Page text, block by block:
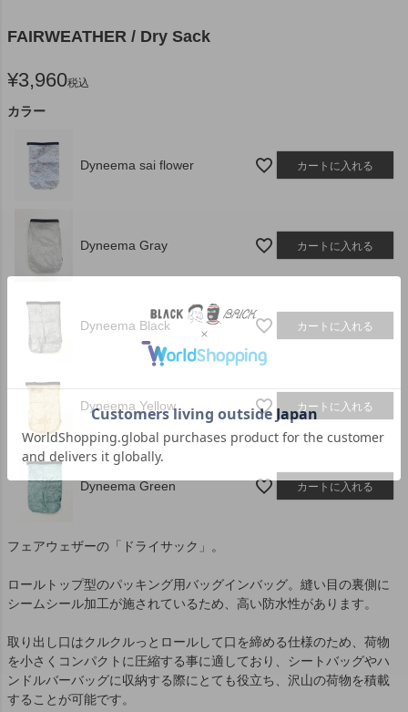
FAIRWEATHER / Dry Sack
¥3,960税込
カラー
Dyneema sai flower カートに入れる
Dyneema Gray カートに入れる
Dyneema Black カートに入れる
Dyneema Yellow カートに入れる
Dyneema Green カートに入れる
フェアウェザーの「ドライサック」。
ロールトップ型のパッキング用バッグインバッグ。縫い目の裏側に
シームシール加工が施されているため、高い防水性があります。
取り出し口はクルクルっとロールして口を締める仕様のため、荷物
を小さくコンパクトに圧縮する事に適しており、シートバッグやハ
ンドルバーバッグに収納する際にとても役立ち、沢山の荷物を積載
することが可能です。